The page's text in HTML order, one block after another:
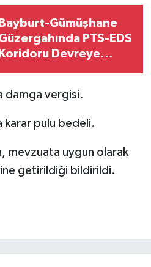
Bayburt-Gümüşhane
PTS-EDS
Koridoru Devreye
damga vergisi.
karar pulu bedeli.
mevzuata uygun olarak
getirildiği bildirildi.